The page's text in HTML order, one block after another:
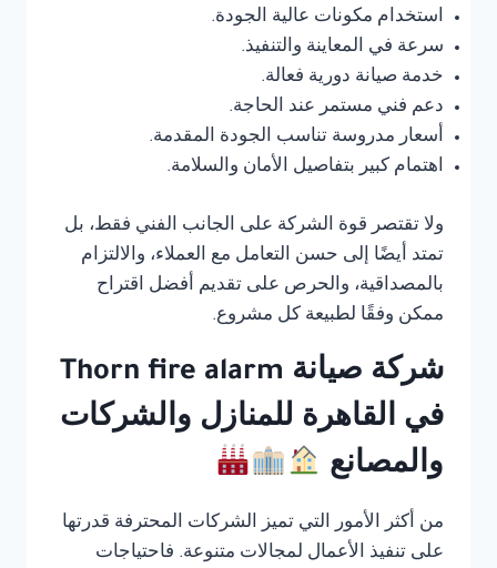
استخدام مكونات عالية الجودة.
سرعة في المعاينة والتنفيذ.
خدمة صيانة دورية فعالة.
دعم فني مستمر عند الحاجة.
أسعار مدروسة تناسب الجودة المقدمة.
اهتمام كبير بتفاصيل الأمان والسلامة.
ولا تقتصر قوة الشركة على الجانب الفني فقط، بل
تمتد أيضًا إلى حسن التعامل مع العملاء، والالتزام
بالمصداقية، والحرص على تقديم أفضل اقتراح
ممكن وفقًا لطبيعة كل مشروع.
شركة صيانة Thorn fire alarm
في القاهرة للمنازل والشركات
والمصانع
من أكثر الأمور التي تميز الشركات المحترفة قدرتها
على تنفيذ الأعمال لمجالات متنوعة. فاحتياجات